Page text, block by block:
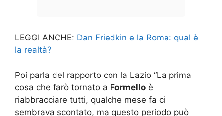
LEGGI ANCHE: Dan Friedkin e la Roma: qual è
la realtà?
Poi parla del rapporto con la Lazio “La prima
cosa che farò tornato a Formello è
riabbracciare tutti, qualche mese fa ci
sembrava scontato, ma questo periodo può